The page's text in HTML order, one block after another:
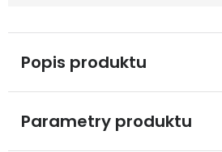
Popis produktu
Parametry produktu